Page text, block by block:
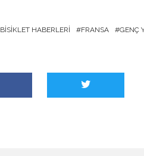
BISIKLET HABERLERI FRANSA GENÇ